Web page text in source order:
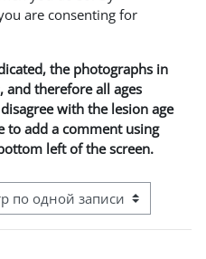
are consenting for
the photographs in
therefore all ages
with the lesion age
to add a comment using
left of the screen.
системы навигации